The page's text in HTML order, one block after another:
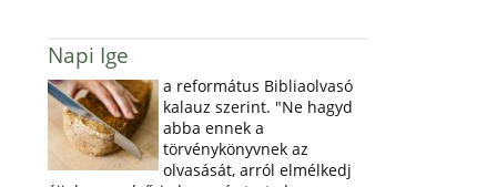
Napi Ige
a református Bibliaolvasó
kalauz szerint. "Ne hagyd
abba ennek a
törvénykönyvnek az
olvasását, arról elmélkedj